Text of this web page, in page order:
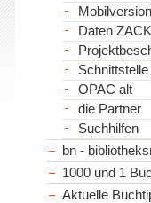
Mobilversion
Daten
Schnittstelle
OPAC alt
die Partner
Suchhilfen
bn -
1000 und 1
Aktuelle